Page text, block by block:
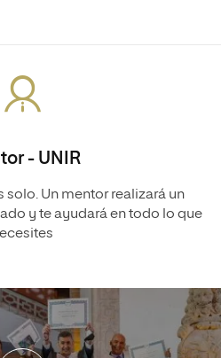
- UNIR
solo. Un mentor realizará un
y te ayudará en todo lo que